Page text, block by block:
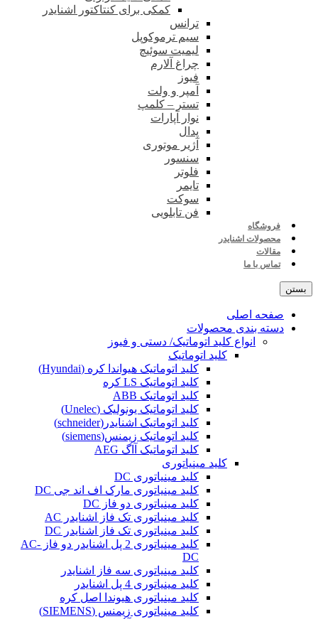
کمکی برای کنتاکتور اشنایدر
ترانس
سیم ترموکوپل
لیمیت سوئیچ
چراغ آلارم
فیوز
آمپر و ولت
تستر – کلمپ
نوار آپارات
پدال
آژیر موتوری
سنسور
فلوتر
تایمر
سوکت
فن تابلویی
فروشگاه
محصولات اشنایدر
مقالات
تماس با ما
بستن
صفحه اصلی
دسته بندی محصولات
انواع کلید اتوماتیک/ دستی و فیوز
کلید اتوماتیک
کلید اتوماتیک هیواندا کره (Hyundai)
کلید اتوماتیک LS کره
کلید اتوماتیک ABB
کلید اتوماتیک یونولیک (Unelec)
کلید اتوماتیک اشنایدر(schneider)
کلید اتوماتیک زیمنس(siemens)
کلید اتوماتیک آاگ AEG
کلید مینیاتوری
کلید مینیاتوری DC
کلید مینیاتوری مارک اف اند جی DC
کلید مینیاتوری دو فاز DC
کلید مینیاتوری تک فاز اشنایدر AC
کلید مینیاتوری تک فاز اشنایدر DC
کلید مینیاتوری 2 پل اشنایدر دو فاز AC-
DC
کلید مینیاتوری سه فاز اشنایدر
کلید مینیاتوری 4 پل اشنایدر
کلید مینیاتوری هیوندا اصل کره
کلید مینیاتوری زیمنس (SIEMENS)